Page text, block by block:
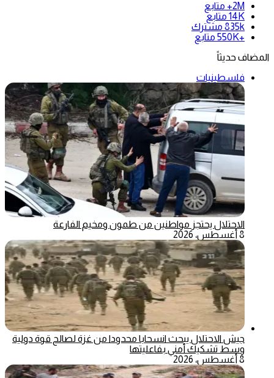
2M+
متابع
14K متابع
835k مشترك
+550K
متابع
المضاف حديثاً
فلسطينيات
الاحتلال يحتجز مواطنين من طمون ومخيم الفارعة
8 أغسطس، 2026
جيش الاحتلال يبحث انسحابا محدودا من غزة لصالح قوة دولية
وسط تشكيك أمني بفاعليتها
8 أغسطس، 2026